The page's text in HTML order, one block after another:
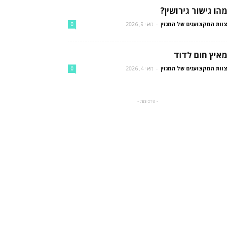
מהו גישור גירושין?
צוות המקצוענים של המגזין - מאי 9, 2026 0
מאיץ חום לדוד
צוות המקצוענים של המגזין - מאי 4, 2026 0
- פרסומת -